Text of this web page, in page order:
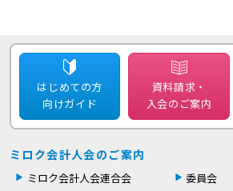
はじめての方
向けガイド
資料請求・
入会のご案内
ミロク会計人会のご案内
ミロク会計人会連合会
委員会